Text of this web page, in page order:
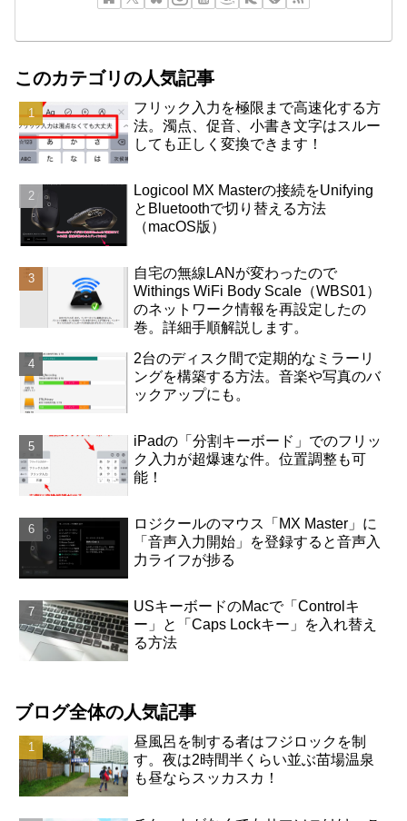
このカテゴリの人気記事
フリック入力を極限まで高速化する方
法。濁点、促音、小書き文字はスルー
しても正しく変換できます！
Logicool MX Masterの接続をUnifying
とBluetoothで切り替える方法
（macOS版）
自宅の無線LANが変わったので
Withings WiFi Body Scale（WBS01）
のネットワーク情報を再設定したの
巻。詳細手順解説します。
2台のディスク間で定期的なミラーリ
ングを構築する方法。音楽や写真のバ
ックアップにも。
iPadの「分割キーボード」でのフリッ
ク入力が超爆速な件。位置調整も可
能！
ロジクールのマウス「MX Master」に
「音声入力開始」を登録すると音声入
力ライフが捗る
USキーボードのMacで「Controlキ
ー」と「Caps Lockキー」を入れ替え
る方法
ブログ全体の人気記事
昼風呂を制する者はフジロックを制
す。夜は2時間半くらい並ぶ苗場温泉
も昼ならスッカスカ！